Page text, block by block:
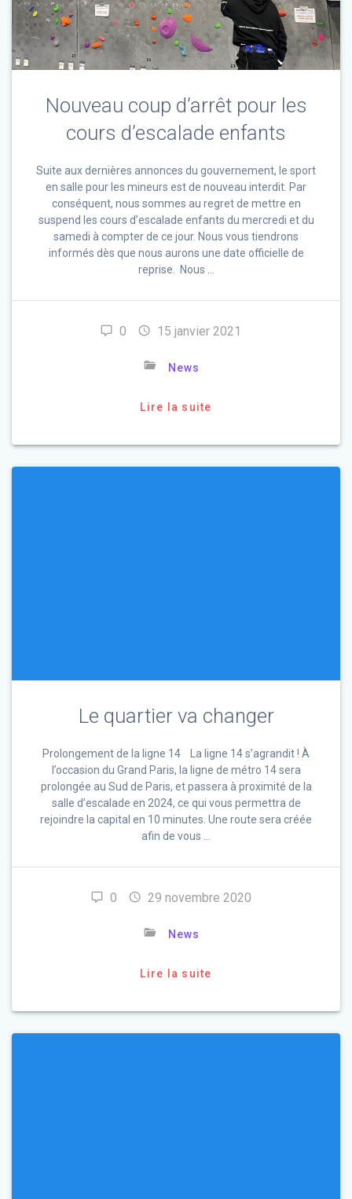
Nouveau coup d’arrêt pour les
cours d’escalade enfants
Suite aux dernières annonces du gouvernement, le sport
en salle pour les mineurs est de nouveau interdit. Par
conséquent, nous sommes au regret de mettre en
suspend les cours d’escalade enfants du mercredi et du
samedi à compter de ce jour. Nous vous tiendrons
informés dès que nous aurons une date officielle de
reprise. Nous …
0 15 janvier 2021
News
Lire la suite
Le quartier va changer
Prolongement de la ligne 14 La ligne 14 s’agrandit ! À
l’occasion du Grand Paris, la ligne de métro 14 sera
prolongée au Sud de Paris, et passera à proximité de la
salle d’escalade en 2024, ce qui vous permettra de
rejoindre la capital en 10 minutes. Une route sera créée
afin de vous …
0 29 novembre 2020
News
Lire la suite